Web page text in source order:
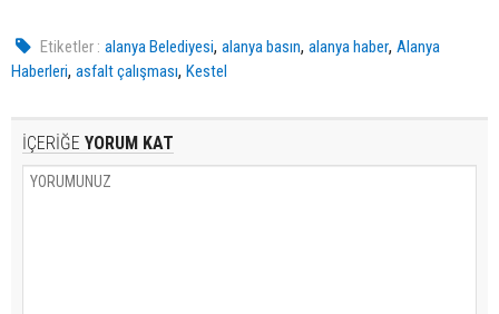
Etiketler : alanya Belediyesi,alanya basın,alanya haber,Alanya
Haberleri, asfalt çalışması, Kestel
İÇERİĞE YORUM KAT